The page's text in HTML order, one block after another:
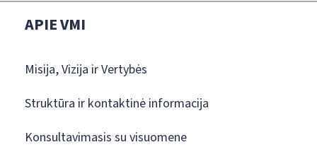
APIE VMI
Misija, Vizija ir Vertybės
Struktūra ir kontaktinė informacija
Konsultavimasis su visuomene